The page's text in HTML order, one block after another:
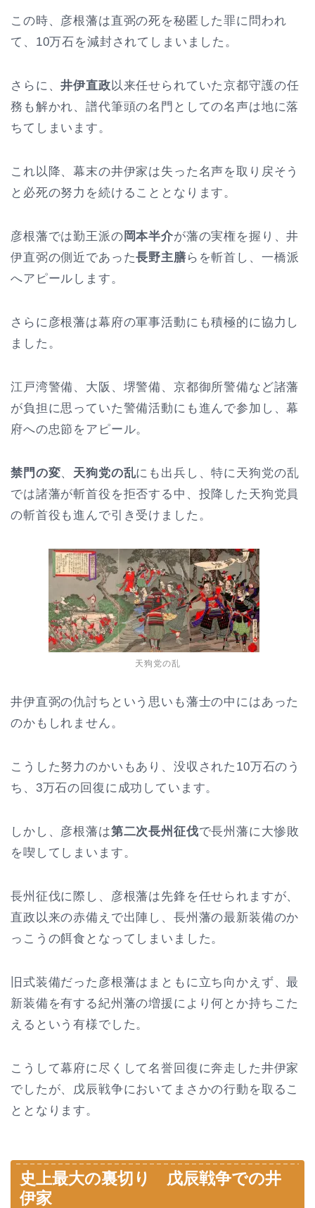
この時、彦根藩は直弼の死を秘匿した罪に問われ
て、10万石を減封されてしまいました。
さらに、井伊直政以来任せられていた京都守護の任
務も解かれ、譜代筆頭の名門としての名声は地に落
ちてしまいます。
これ以降、幕末の井伊家は失った名声を取り戻そう
と必死の努力を続けることとなります。
彦根藩では勤王派の 岡本半介が藩の実権を握り、井
伊直弼の側近であった長野主膳 らを斬首し、一橋派
へアピールします。
さらに彦根藩は幕府の軍事活動にも積極的に協力し
ました。
江戸湾警備、大阪、堺警備、京都御所警備など諸藩
が負担に思っていた警備活動にも進んで参加し、幕
府への忠節をアピール。
禁門の変、 天狗党の乱にも出兵し、特に天狗党の乱
では諸藩が斬首役を拒否する中、投降した天狗党員
の斬首役も進んで引き受けました。
天狗党の乱
井伊直弼の仇討ちという思いも藩士の中にはあった
のかもしれません。
こうした努力のかいもあり、没収された10万石のう
ち、3万石の回復に成功しています。
しかし、彦根藩は第二次長州征伐で長州藩に大惨敗
を喫してしまいます。
長州征伐に際し、彦根藩は先鋒を任せられますが、
直政以来の赤備えで出陣し、長州藩の最新装備のか
っこうの餌食となってしまいました。
旧式装備だった彦根藩はまともに立ち向かえず、最
新装備を有する紀州藩の増援により何とか持ちこた
えるという有様でした。
こうして幕府に尽くして名誉回復に奔走した井伊家
でしたが、戊辰戦争においてまさかの行動を取るこ
ととなります。
史上最大の裏切り 戊辰戦争での井
伊家